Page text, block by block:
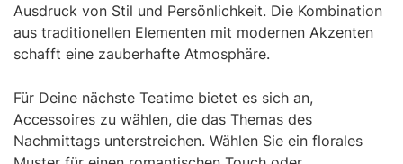
Ausdruck von Stil und Persönlichkeit. Die Kombination
aus traditionellen Elementen mit modernen Akzenten
schafft eine zauberhafte Atmosphäre.
Für Deine nächste Teatime bietet es sich an,
Accessoires zu wählen, die das Themas des
Nachmittags unterstreichen. Wählen Sie ein florales